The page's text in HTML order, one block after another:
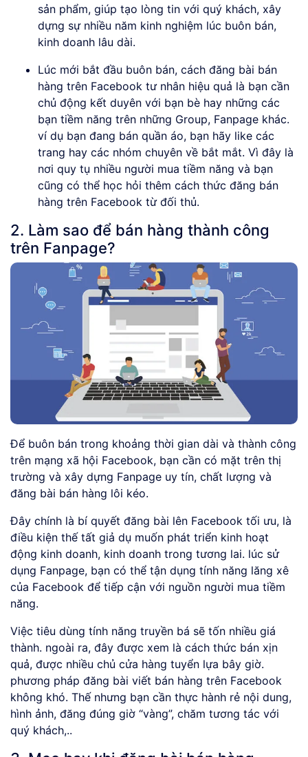
sản phẩm, giúp tạo lòng tin với quý khách, xây
dựng sự nhiều năm kinh nghiệm lúc buôn bán,
kinh doanh lâu dài.
Lúc mới bắt đầu buôn bán, cách đăng bài bán
hàng trên Facebook tư nhân hiệu quả là bạn cần
chủ động kết duyên với bạn bè hay những các
bạn tiềm năng trên những Group, Fanpage khác.
ví dụ bạn đang bán quần áo, bạn hãy like các
trang hay các nhóm chuyên về bắt mắt. Vì đây là
nơi quy tụ nhiều người mua tiềm năng và bạn
cũng có thể học hỏi thêm cách thức đăng bán
hàng trên Facebook từ đối thủ.
2. Làm sao để bán hàng thành công
trên Fanpage?
Để buôn bán trong khoảng thời gian dài và thành công
trên mạng xã hội Facebook, bạn cần có mặt trên thị
trường và xây dựng Fanpage uy tín, chất lượng và
đăng bài bán hàng lôi kéo.
Đây chính là bí quyết đăng bài lên Facebook tối ưu, là
điều kiện thế tất giả dụ muốn phát triển kinh hoạt
động kinh doanh, kinh doanh trong tương lai. lúc sử
dụng Fanpage, bạn có thể tận dụng tính năng lăng xê
của Facebook để tiếp cận với nguồn người mua tiềm
năng.
Việc tiêu dùng tính năng truyền bá sẽ tốn nhiều giá
thành. ngoài ra, đây được xem là cách thức bán xịn
quả, được nhiều chủ cửa hàng tuyển lựa bây giờ.
phương pháp đăng bài viết bán hàng trên Facebook
không khó. Thế nhưng bạn cần thực hành rẻ nội dung,
hình ảnh, đăng đúng giờ “vàng”, chăm tương tác với
quý khách,..